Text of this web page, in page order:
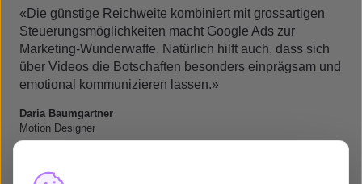
«Die günstige Reichweite kombiniert mit grossartigen
Steuerungsmöglichkeiten macht Google Ads zur
Marketing-Wunderwaffe. Natürlich hilft auch, dass sich
über Videos die Botschaften besonders einprägsam und
emotional kommunizieren lassen.»
Daria Baumgartner
Motion Designer